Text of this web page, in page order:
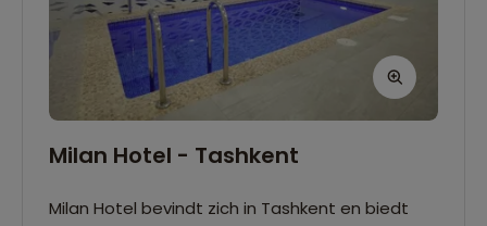
Milan Hotel - Tashkent
Milan Hotel bevindt zich in Tashkent en biedt